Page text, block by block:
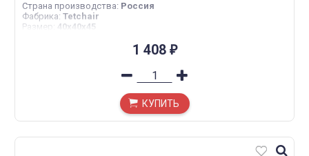
Страна производства: Россия
Фабрика: Tetchair
Размер : 40х40х45
1 408 ₽
КУПИТЬ